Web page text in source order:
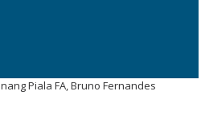
Piala FA, Bruno Fernandes